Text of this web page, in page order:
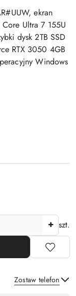
ekran
Ultra 7 155U
dysk 2TB SSD
RTX 3050 4GB
Windows
szt.
Zostaw telefon